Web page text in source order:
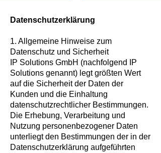
Datenschutzerklärung
1. Allgemeine Hinweise zum
Datenschutz und Sicherheit
IP Solutions GmbH (nachfolgend IP
Solutions genannt) legt größten Wert
auf die Sicherheit der Daten der
Kunden und die Einhaltung
datenschutzrechtlicher Bestimmungen.
Die Erhebung, Verarbeitung und
Nutzung personenbezogener Daten
unterliegt den Bestimmungen der in der
Datenschutzerklärung aufgeführten